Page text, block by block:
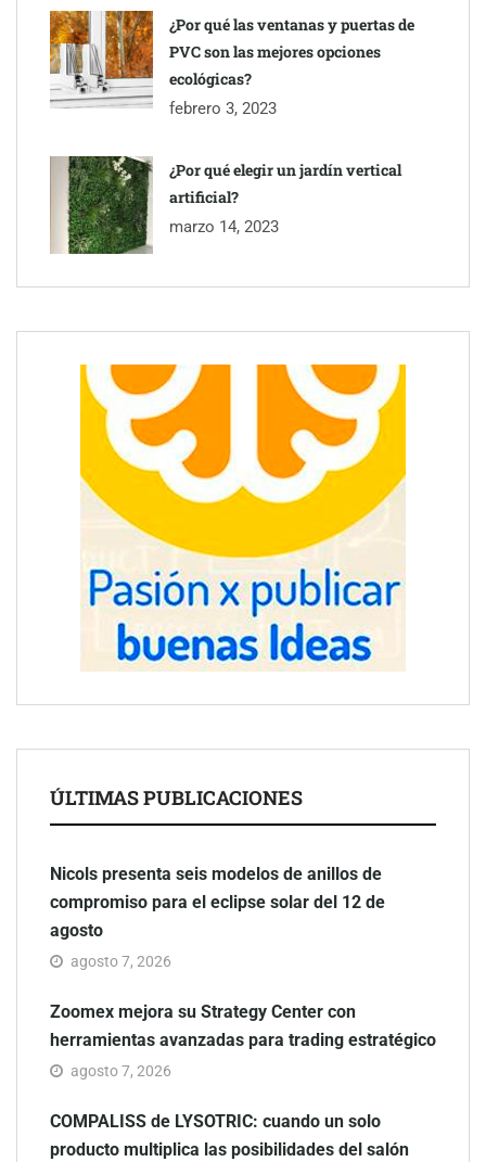
¿Por qué las ventanas y puertas de
PVC son las mejores opciones
ecológicas?
febrero 3, 2023
¿Por qué elegir un jardín vertical
artificial?
marzo 14, 2023
ÚLTIMAS PUBLICACIONES
Nicols presenta seis modelos de anillos de
compromiso para el eclipse solar del 12 de
agosto
agosto 7, 2026
Zoomex mejora su Strategy Center con
herramientas avanzadas para trading estratégico
agosto 7, 2026
COMPALISS de LYSOTRIC: cuando un solo
producto multiplica las posibilidades del salón